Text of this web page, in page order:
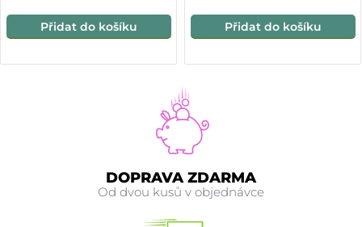
Přidat do košíku Přidat do košíku
DOPRAVA ZDARMA
Od dvou kusů v objednávce